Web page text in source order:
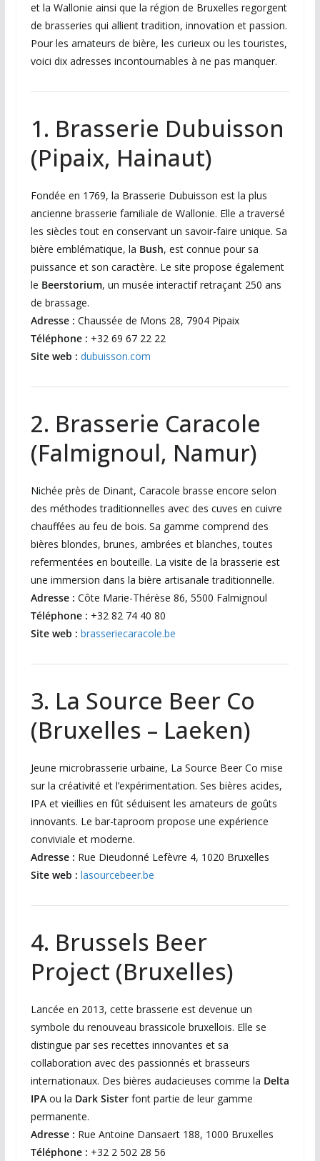
et la Wallonie ainsi que la région de Bruxelles regorgent
de brasseries qui allient tradition, innovation et passion.
Pour les amateurs de bière, les curieux ou les touristes,
voici dix adresses incontournables à ne pas manquer.
1. Brasserie Dubuisson
(Pipaix, Hainaut)
Fondée en 1769, la Brasserie Dubuisson est la plus
ancienne brasserie familiale de Wallonie. Elle a traversé
les siècles tout en conservant un savoir-faire unique. Sa
bière emblématique, la Bush, est connue pour sa
puissance et son caractère. Le site propose également
le Beerstorium, un musée interactif retraçant 250 ans
de brassage.
Adresse : Chaussée de Mons 28, 7904 Pipaix
Téléphone : +32 69 67 22 22
Site web : dubuisson.com
2. Brasserie Caracole
(Falmignoul, Namur)
Nichée près de Dinant, Caracole brasse encore selon
des méthodes traditionnelles avec des cuves en cuivre
chauffées au feu de bois. Sa gamme comprend des
bières blondes, brunes, ambrées et blanches, toutes
refermentées en bouteille. La visite de la brasserie est
une immersion dans la bière artisanale traditionnelle.
Adresse : Côte Marie-Thérèse 86, 5500 Falmignoul
Téléphone : +32 82 74 40 80
Site web : brasseriecaracole.be
3. La Source Beer Co
(Bruxelles – Laeken)
Jeune microbrasserie urbaine, La Source Beer Co mise
sur la créativité et l’expérimentation. Ses bières acides,
IPA et vieillies en fût séduisent les amateurs de goûts
innovants. Le bar-taproom propose une expérience
conviviale et moderne.
Adresse : Rue Dieudonné Lefèvre 4, 1020 Bruxelles
Site web : lasourcebeer.be
4. Brussels Beer
Project (Bruxelles)
Lancée en 2013, cette brasserie est devenue un
symbole du renouveau brassicole bruxellois. Elle se
distingue par ses recettes innovantes et sa
collaboration avec des passionnés et brasseurs
internationaux. Des bières audacieuses comme la Delta
IPAou la Dark Sisterfont partie de leur gamme
permanente.
Adresse : Rue Antoine Dansaert 188, 1000 Bruxelles
Téléphone : +32 2 502 28 56